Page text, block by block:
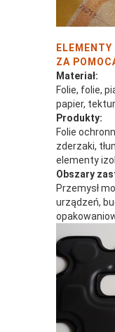
ZA
Materiał:
Folie, folie,
papier,
Produkty:
Folie
zderzaki,
elementy
Obszary
Przemysł
urządzeń,